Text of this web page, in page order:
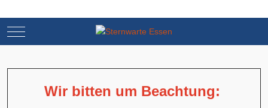
Mobile Menu Toggle
Wir bitten um Beachtung: